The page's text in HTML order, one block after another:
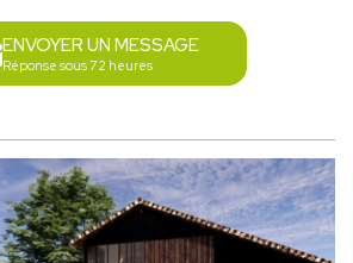
ENVOYER UN MESSAGE
Réponse sous 72 heures